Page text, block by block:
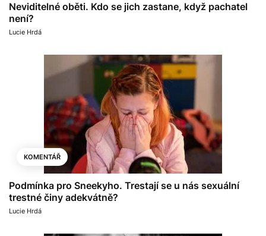
Neviditelné oběti. Kdo se jich zastane, když pachatel
není?
Lucie Hrdá
KOMENTÁŘ
Podmínka pro Sneekyho. Trestají se u nás sexuální
trestné činy adekvátně?
Lucie Hrdá